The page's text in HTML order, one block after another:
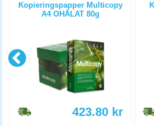
Kopieringspapper Multicopy
A4 OHÅLAT 80g
423.80 kr